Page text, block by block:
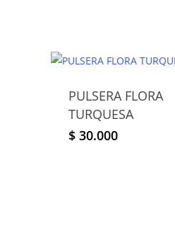
PULSERA FLORA
TURQUESA
$ 30.000